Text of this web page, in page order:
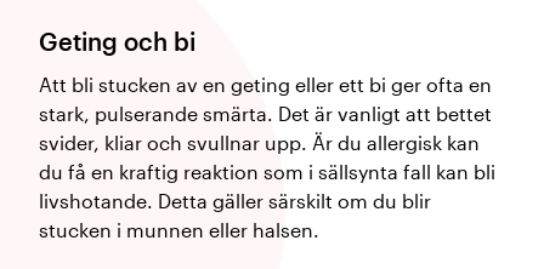
Geting och bi
Att bli stucken av en geting eller ett bi ger ofta en
stark, pulserande smärta. Det är vanligt att bettet
svider, kliar och svullnar upp. Är du allergisk kan
du få en kraftig reaktion som i sällsynta fall kan bli
livshotande. Detta gäller särskilt om du blir
stucken i munnen eller halsen.